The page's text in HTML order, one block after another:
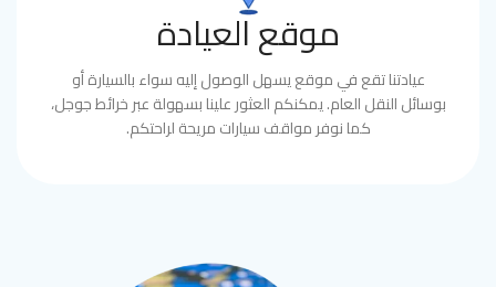
موقع العيادة
عيادتنا تقع في موقع يسهل الوصول إليه سواء بالسيارة أو
بوسائل النقل العام. يمكنكم العثور علينا بسهولة عبر خرائط جوجل،
كما نوفر مواقف سيارات مريحة لراحتكم.